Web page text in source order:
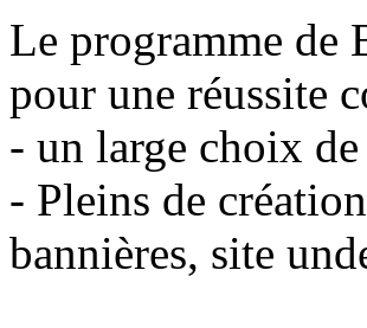
Le programme de
pour une réussite
- un large choix
- Pleins de
bannières, site